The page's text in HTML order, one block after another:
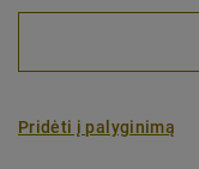
Pridėti į palyginimą